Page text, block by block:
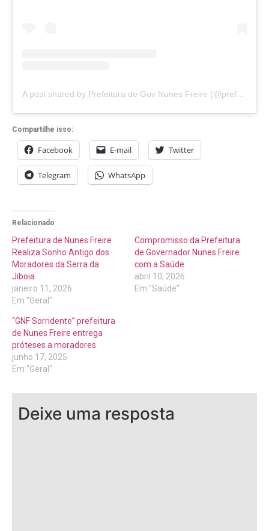
Compartilhe isso:
Facebook E-mail Twitter
Telegram WhatsApp
Relacionado
Prefeitura de Nunes Freire
Realiza Sonho Antigo dos
Moradores da Serra da
Jiboia
janeiro 11, 2026
Em "Geral"
Compromisso da Prefeitura
de Governador Nunes Freire
com a Saúde
abril 10, 2026
Em "Saúde"
“GNF Sorridente” prefeitura
de Nunes Freire entrega
próteses a moradores
junho 17, 2025
Em "Geral"
Deixe uma resposta